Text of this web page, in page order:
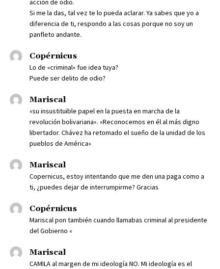
acción de odio.
Si me la das, tal vez te lo pueda aclarar. Ya sabes que yo a
diferencia de ti, respondo a las cosas porque no soy un
panfleto andante.
Copérnicus
Lo de «criminal» fue idea tuya?
Puede ser delito de odio?
Mariscal
«su insustituible papel en la puesta en marcha de la
revolución bolivariana». «Reconocemos en él al más digno
libertador. Chávez ha retomado el sueño de la unidad de los
pueblos de América»
Mariscal
Copernicus, estoy intentando que me den una paga como a
ti, ¿puedes dejar de interrumpirme? Gracias
Copérnicus
Mariscal pon también cuando llamabas criminal al presidente
del Gobierno «
Mariscal
CAMILA al margen de mi ideología NO. Mi ideología es el